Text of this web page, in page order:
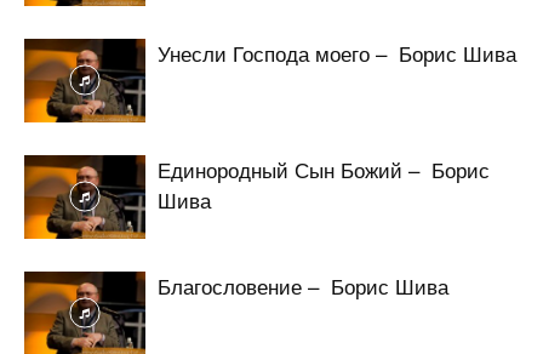
Унесли Господа моего – Борис Шива
Единородный Сын Божий – Борис
Шива
Благословение – Борис Шива